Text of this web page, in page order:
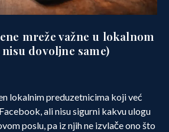
mreže važne u lokalnom
dovoljne same)
lokalnim preduzetnicima koji već
ali nisu sigurni kakvu ulogu
poslu, pa iz njih ne izvlače ono što